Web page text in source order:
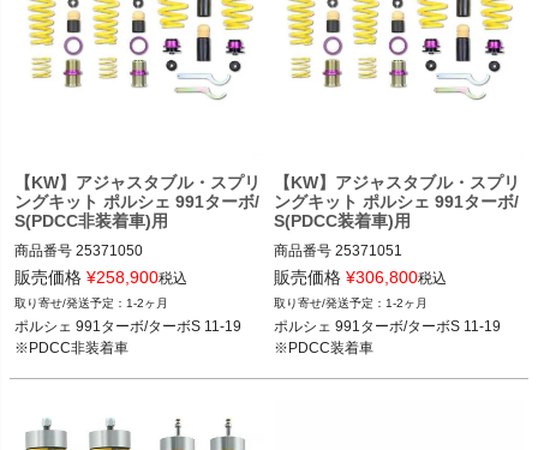
【KW】アジャスタブル・スプリ
ングキット ポルシェ 991ターボ/
S(PDCC非装着車)用
商品番号 25371050
25371050
ポルシェ 991ターボ/ターボS 11-19
販売価格 ¥258,900税込
1-2ヶ月
ポルシェ 991ターボ/ターボS 11-19
※PDCC非装着車
【KW】アジャスタブル・スプリ
ングキット ポルシェ 991ターボ/
S(PDCC装着車)用
商品番号 25371051
25371051
ポルシェ 991ターボ/ターボS 11-19
販売価格 ¥306,800税込
1-2ヶ月
ポルシェ 991ターボ/ターボS 11-19
※PDCC装着車